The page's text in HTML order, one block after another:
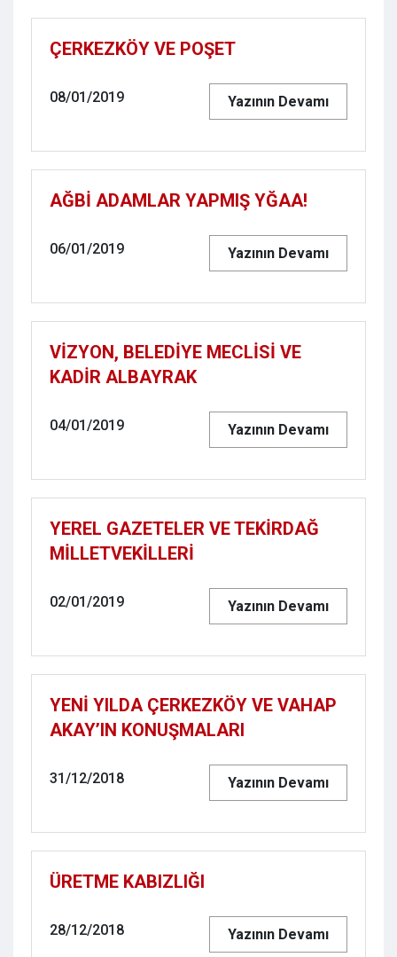
ÇERKEZKÖY VE POŞET
08/01/2019 Yazının Devamı
AĞBİ ADAMLAR YAPMIŞ YĞAA!
06/01/2019 Yazının Devamı
VİZYON, BELEDİYE MECLİSİ VE
KADİR ALBAYRAK
04/01/2019 Yazının Devamı
YEREL GAZETELER VE TEKİRDAĞ
MİLLETVEKİLLERİ
02/01/2019 Yazının Devamı
YENİ YILDA ÇERKEZKÖY VE VAHAP
AKAY’IN KONUŞMALARI
31/12/2018 Yazının Devamı
ÜRETME KABIZLIĞI
28/12/2018 Yazının Devamı